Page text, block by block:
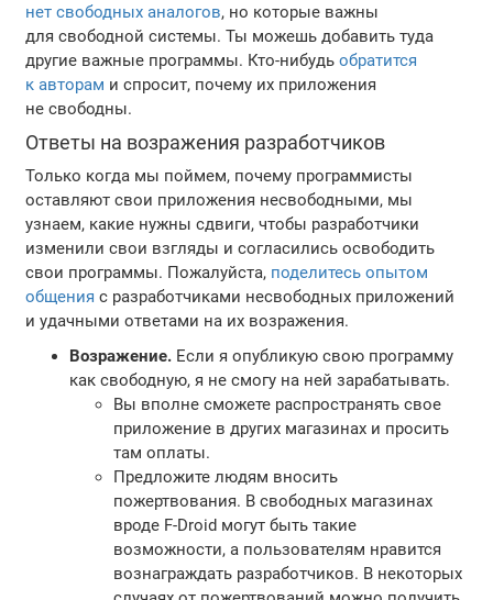
нет свободных аналогов, но которые важны
для свободной системы. Ты можешь добавить туда
другие важные программы. Кто-нибудьобратится
к авторам и спросит, почему их приложения
не свободны.
Ответы на возражения разработчиков
Только когда мы поймем, почему программисты
оставляют свои приложения несвободными, мы
узнаем, какие нужны сдвиги, чтобы разработчики
изменили свои взгляды и согласились освободить
свои программы. Пожалуйста, поделитесь опытом
общения с разработчиками несвободных приложений
и удачными ответами на их возражения.
Возражение. Если я опубликую свою программу
как свободную, я не смогу на ней зарабатывать.
Вы вполне сможете распространять свое
приложение в других магазинах и просить
там оплаты.
Предложите людям вносить
пожертвования. В свободных магазинах
вроде F-Droid могут быть такие
возможности, а пользователям нравится
вознаграждать разработчиков. В некоторых